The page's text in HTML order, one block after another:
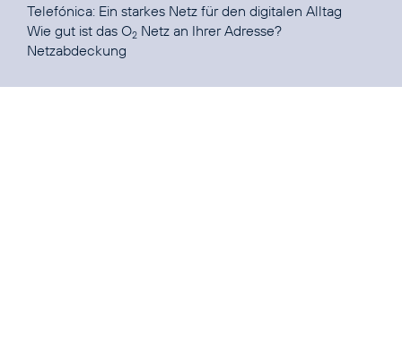
Telefónica: Ein starkes Netz für den digitalen Alltag
Wie gut ist das O2 Netz an Ihrer Adresse?
Netzabdeckung